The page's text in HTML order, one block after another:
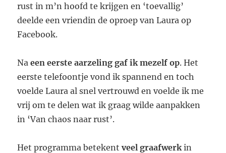
rust in m’n hoofd te krijgen en ‘toevallig’
deelde een vriendin de oproep van Laura op
Facebook.
Naeen eerste aarzeling gaf ik mezelf op. Het
eerste telefoontje vond ik spannend en toch
voelde Laura al snel vertrouwd en voelde ik me
vrij om te delen wat ik graag wilde aanpakken
in ‘Van chaos naar rust’.
Het programma betekentveel graafwerk in